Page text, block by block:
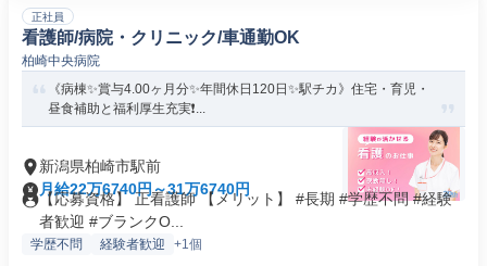
正社員
看護師/病院・クリニック/車通勤OK
柏崎中央病院
《病棟✨賞与4.00ヶ月分✨年間休日120日✨駅チカ》住宅・育児・
昼食補助と福利厚生充実❗...
新潟県柏崎市駅前
月給22万6740円～31万6740円
【応募資格】 正看護師 【メリット】 #長期 #学歴不問 #経験
者歓迎 #ブランクO...
学歴不問 経験者歓迎 +1個